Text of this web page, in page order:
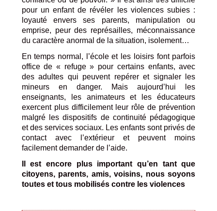
pour un enfant de révéler les violences subies :
loyauté envers ses parents, manipulation ou
emprise, peur des représailles, méconnaissance
du caractère anormal de la situation, isolement…
En temps normal, l’école et les loisirs font parfois
office de « refuge » pour certains enfants, avec
des adultes qui peuvent repérer et signaler les
mineurs en danger. Mais aujourd’hui les
enseignants, les animateurs et les éducateurs
exercent plus difficilement leur rôle de prévention
malgré les dispositifs de continuité pédagogique
et des services sociaux. Les enfants sont privés de
contact avec l’extérieur et peuvent moins
facilement demander de l’aide.
Il est encore plus important qu’en tant que
citoyens, parents, amis, voisins, nous soyons
toutes et tous mobilisés contre les violences